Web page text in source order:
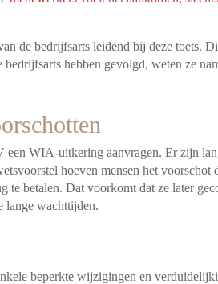
de bedrijfsarts leidend bij deze toets.
bedrijfsarts hebben gevolgd, weten ze
WIA-uitkering aanvragen. Er zijn
hoeven mensen het
te betalen. Dat voorkomt dat ze later
lange wachttijden.
beperkte wijzigingen en